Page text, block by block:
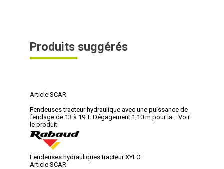
Produits suggérés
Article SCAR
Fendeuses tracteur hydraulique avec une puissance de
fendage de 13 à 19 T. Dégagement 1,10 m pour la...
Voir
le produit
Fendeuses hydrauliques tracteur XYLO
Article SCAR